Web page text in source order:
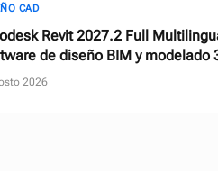
CAD
Revit 2027.2 Full
de diseño BIM y modelado
2026